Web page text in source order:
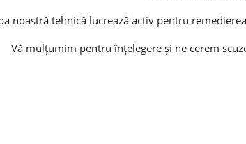
noastră tehnică lucrează activ pentru
Vă mulțumim pentru înțelegere și ne cerem